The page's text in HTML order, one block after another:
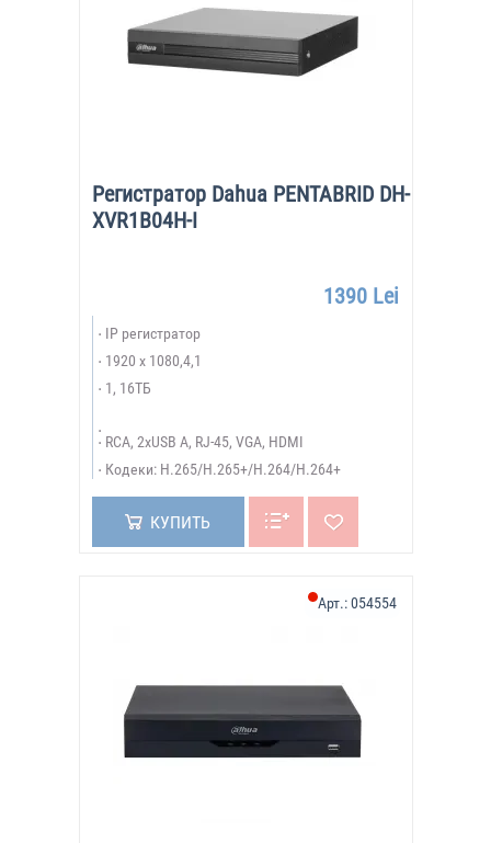
Регистратор Dahua PENTABRID DH-
XVR1B04H-I
1390 Lei
IP регистратор
1920 х 1080,4,1
1, 16ТБ
RCA, 2xUSB A, RJ-45, VGA, HDMI
Кодеки: H.265/H.265+/H.264/H.264+
КУПИТЬ
Арт.:054554